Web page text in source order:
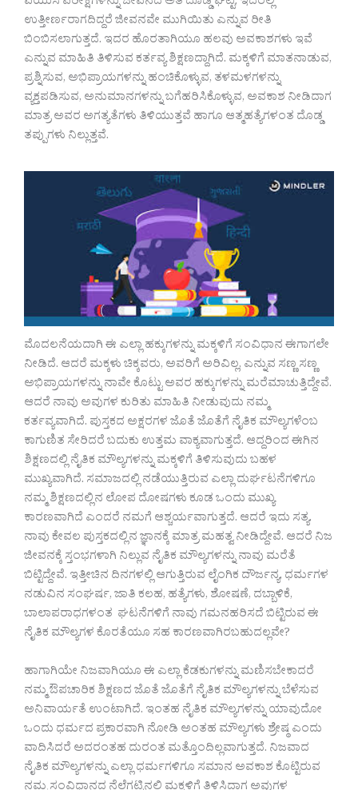
ಉತ್ತೀರ್ಣರಾಗದಿದ್ದರೆ ಜೀವನವೇ ಮುಗಿಯಿತು ಎನ್ನುವ ರೀತಿ
ಬಿಂಬಿಸಲಾಗುತ್ತದೆ. ಇದರ ಹೊರತಾಗಿಯೂ ಹಲವು ಅವಕಾಶಗಳು ಇವೆ
ಎನ್ನುವ ಮಾಹಿತಿ ತಿಳಿಸುವ ಕರ್ತವ್ಯ ಶಿಕ್ಷಣದ್ದಾಗಿದೆ. ಮಕ್ಕಳಿಗೆ ಮಾತನಾಡುವ,
ಪ್ರಶ್ನಿಸುವ, ಅಭಿಪ್ರಾಯಗಳನ್ನು ಹಂಚಿಕೊಳ್ಳುವ, ತಳಮಳಗಳನ್ನು
ವ್ಯಕ್ತಪಡಿಸುವ, ಅನುಮಾನಗಳನ್ನು ಬಗೆಹರಿಸಿಕೊಳ್ಳುವ, ಅವಕಾಶ ನೀಡಿದಾಗ
ಮಾತ್ರ ಅವರ ಅಗತ್ಯತೆಗಳು ತಿಳಿಯುತ್ತವೆ ಹಾಗೂ ಆತ್ಮಹತ್ಯೆಗಳಂತ ದೊಡ್ಡ
ತಪ್ಪುಗಳು ನಿಲ್ಲುತ್ತವೆ.
ಮೊದಲನೆಯದಾಗಿ ಈ ಎಲ್ಲಾ ಹಕ್ಕುಗಳನ್ನು ಮಕ್ಕಳಿಗೆ ಸಂವಿಧಾನ ಈಗಾಗಲೇ
ನೀಡಿದೆ. ಆದರೆ ಮಕ್ಕಳು ಚಿಕ್ಕವರು, ಅವರಿಗೆ ಅರಿವಿಲ್ಲ, ಎನ್ನುವ ಸಣ್ಣ ಸಣ್ಣ
ಅಭಿಪ್ರಾಯಗಳನ್ನು ನಾವೇ ಕೊಟ್ಟು ಅವರ ಹಕ್ಕುಗಳನ್ನು ಮರೆಮಾಚುತ್ತಿದ್ದೇವೆ.
ಆದರೆ ನಾವು ಅವುಗಳ ಕುರಿತು ಮಾಹಿತಿ ನೀಡುವುದು ನಮ್ಮ
ಕರ್ತವ್ಯವಾಗಿದೆ. ಪುಸ್ತಕದ ಅಕ್ಷರಗಳ ಜೊತೆ ಜೊತೆಗೆ ನೈತಿಕ ಮೌಲ್ಯಗಳೆಂಬ
ಕಾಗುಣಿತ ಸೇರಿದರೆ ಬದುಕು ಉತ್ತಮ ವಾಕ್ಯವಾಗುತ್ತದೆ. ಆದ್ದರಿಂದ ಈಗಿನ
ಶಿಕ್ಷಣದಲ್ಲಿ ನೈತಿಕ ಮೌಲ್ಯಗಳನ್ನು ಮಕ್ಕಳಿಗೆ ತಿಳಿಸುವುದು ಬಹಳ
ಮುಖ್ಯವಾಗಿದೆ. ಸಮಾಜದಲ್ಲಿ ನಡೆಯುತ್ತಿರುವ ಎಲ್ಲಾ ದುರ್ಘಟನೆಗಳಿಗೂ
ನಮ್ಮ ಶಿಕ್ಷಣದಲ್ಲಿನ ಲೋಪ ದೋಷಗಳು ಕೂಡ ಒಂದು ಮುಖ್ಯ
ಕಾರಣವಾಗಿದೆ ಎಂದರೆ ನಮಗೆ ಆಶ್ಚರ್ಯವಾಗುತ್ತದೆ. ಆದರೆ ಇದು ಸತ್ಯ.
ನಾವು ಕೇವಲ ಪುಸ್ತಕದಲ್ಲಿನ ಜ್ಞಾನಕ್ಕೆ ಮಾತ್ರ ಮಹತ್ವ ನೀಡಿದ್ದೇವೆ. ಆದರೆ ನಿಜ
ಜೀವನಕ್ಕೆ ಸ್ತಂಭಗಳಾಗಿ ನಿಲ್ಲುವ ನೈತಿಕ ಮೌಲ್ಯಗಳನ್ನು ನಾವು ಮರೆತೆ
ಬಿಟ್ಟಿದ್ದೇವೆ. ಇತ್ತೀಚಿನ ದಿನಗಳಲ್ಲಿ ಆಗುತ್ತಿರುವ ಲೈಂಗಿಕ ದೌರ್ಜನ್ಯ, ಧರ್ಮಗಳ
ನಡುವಿನ ಸಂಘರ್ಷ, ಜಾತಿ ಕಲಹ, ಹತ್ಯೆಗಳು, ಶೋಷಣೆ, ದಬ್ಬಾಳಿಕೆ,
ಬಾಲಾಪರಾಧಗಳಂತ ಘಟನೆಗಳಿಗೆ ನಾವು ಗಮನಹರಿಸದೆ ಬಿಟ್ಟಿರುವ ಈ
ನೈತಿಕ ಮೌಲ್ಯಗಳ ಕೊರತೆಯೂ ಸಹ ಕಾರಣವಾಗಿರಬಹುದಲ್ಲವೇ?
ಹಾಗಾಗಿಯೇ ನಿಜವಾಗಿಯೂ ಈ ಎಲ್ಲಾ ಕೆಡಕುಗಳನ್ನು ಮಣಿಸಬೇಕಾದರೆ
ನಮ್ಮ ಔಪಚಾರಿಕ ಶಿಕ್ಷಣದ ಜೊತೆ ಜೊತೆಗೆ ನೈತಿಕ ಮೌಲ್ಯಗಳನ್ನು ಬೆಳೆಸುವ
ಅನಿವಾರ್ಯತೆ ಉಂಟಾಗಿದೆ. ಇಂತಹ ನೈತಿಕ ಮೌಲ್ಯಗಳನ್ನು ಯಾವುದೋ
ಒಂದು ಧರ್ಮದ ಪ್ರಕಾರವಾಗಿ ನೋಡಿ ಅಂತಹ ಮೌಲ್ಯಗಳು ಶ್ರೇಷ್ಠ ಎಂದು
ವಾದಿಸಿದರೆ ಅದರಂತಹ ದುರಂತ ಮತ್ತೊಂದಿಲ್ಲವಾಗುತ್ತದೆ. ನಿಜವಾದ
ನೈತಿಕ ಮೌಲ್ಯಗಳನ್ನು ಎಲ್ಲಾ ಧರ್ಮಗಳಿಗೂ ಸಮಾನ ಅವಕಾಶ ಕೊಟ್ಟಿರುವ